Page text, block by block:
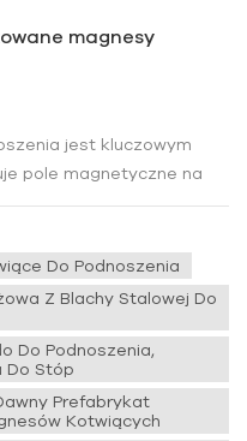
magnesy
jest kluczowym
pole magnetyczne na
i wykorzystuje siłę
podnoszenia i
Aby
stabi...
Do Podnoszenia
Z Blachy Stalowej Do
Do Podnoszenia,
Do Stóp
Prefabrykat
Kotwiących